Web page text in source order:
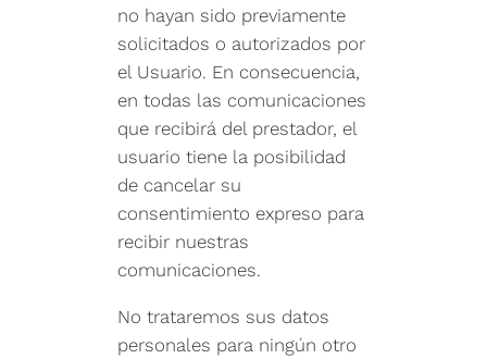
no hayan sido previamente
solicitados o autorizados por
el Usuario. En consecuencia,
en todas las comunicaciones
que recibirá del prestador, el
usuario tiene la posibilidad
de cancelar su
consentimiento expreso para
recibir nuestras
comunicaciones.
No trataremos sus datos
personales para ningún otro